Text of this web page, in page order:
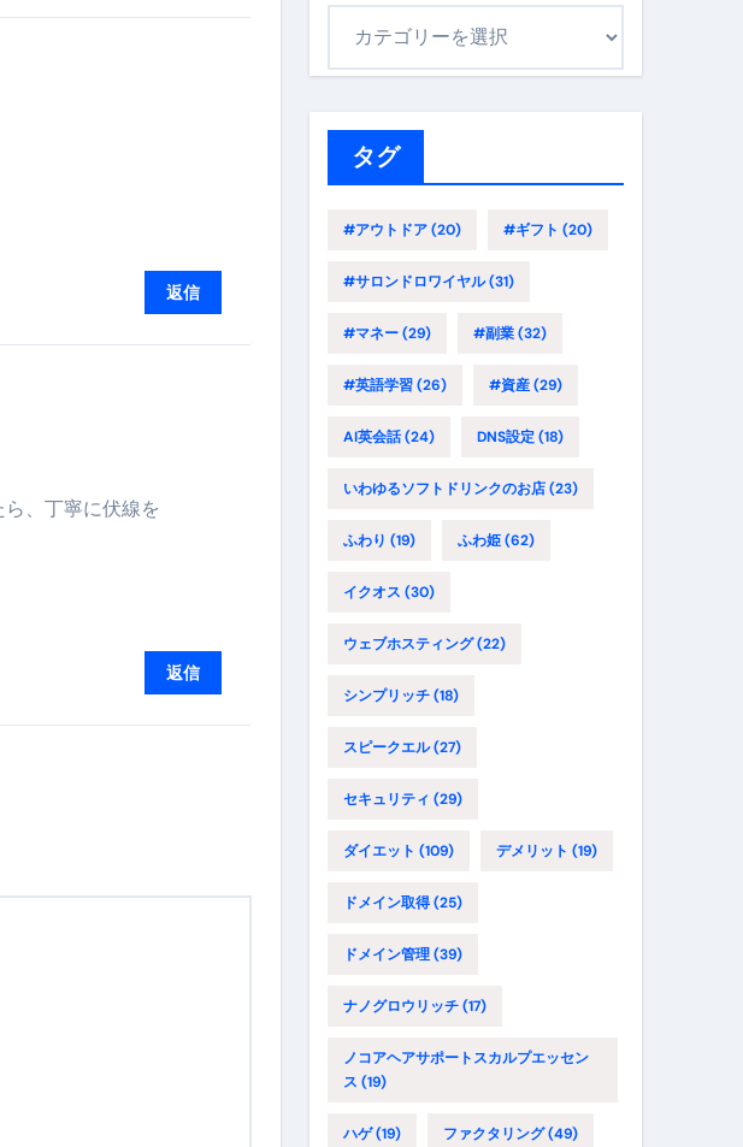
みの選び方と、年末年始に“満足度MAX”で食べるコツ
べて ―
ッカー
返信
、丁寧に伏線を
返信
タグ
#アウトドア(20) #ギフト (20)
#サロンドロワイヤル(31)
#マネー(29) #副業(32)
#英語学習(26) #資産(29)
AI英会話(24) DNS設定(18)
いわゆるソフトドリンクのお店(23)
ふわり (19) ふわ姫(62)
イクオス (30)
ウェブホスティング(22)
シンプリッチ(18)
スピークエル(27)
セキュリティ (29)
ダイエット (109) デメリット (19)
ドメイン取得(25)
ドメイン管理(39)
ナノグロウリッチ(17)
ノコアヘアサポートスカルプエッセン
ス (19)
ハゲ(19) ファクタリング(49)